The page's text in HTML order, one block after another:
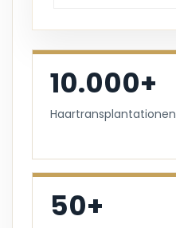
10.000+
Haartransplantationen
50+